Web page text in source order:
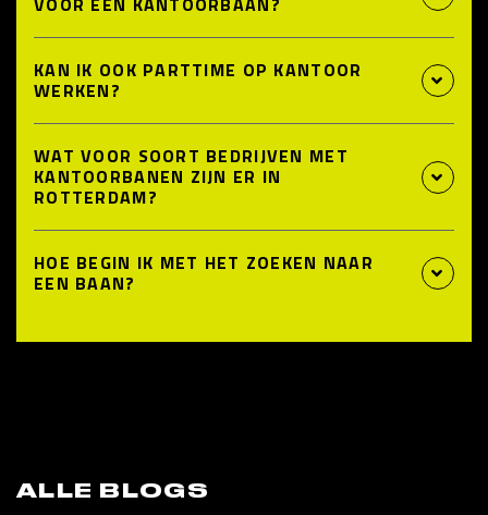
KAN IK OOK PARTTIME OP KANTOOR
WERKEN?
WAT VOOR SOORT BEDRIJVEN MET
KANTOORBANEN ZIJN ER IN
ROTTERDAM?
HOE BEGIN IK MET HET ZOEKEN NAAR
EEN BAAN?
ALLE BLOGS